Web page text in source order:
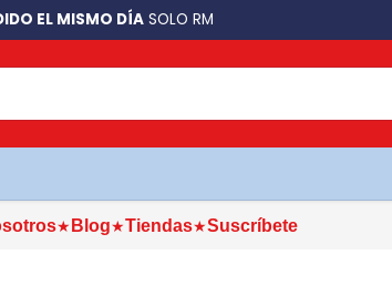
TIENDAGRATIS A LO LARGO DE CHILE 🛍️
★ Blog★Tiendas★Suscríbete